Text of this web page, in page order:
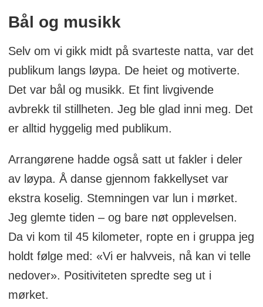
Bål og musikk
Selv om vi gikk midt på svarteste natta, var det
publikum langs løypa. De heiet og motiverte.
Det var bål og musikk. Et fint livgivende
avbrekk til stillheten. Jeg ble glad inni meg. Det
er alltid hyggelig med publikum.
Arrangørene hadde også satt ut fakler i deler
av løypa. Å danse gjennom fakkellyset var
ekstra koselig. Stemningen var lun i mørket.
Jeg glemte tiden – og bare nøt opplevelsen.
Da vi kom til 45 kilometer, ropte en i gruppa jeg
holdt følge med: «Vi er halvveis, nå kan vi telle
nedover». Positiviteten spredte seg ut i
mørket.